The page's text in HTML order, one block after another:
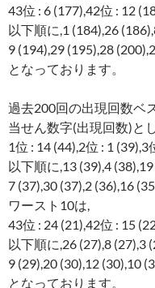
43位 : 6 (177),42位 : 12
以下順に,1 (184),26
9 (194),29 (195),28
となっております。
過去200回の出現回数ベ
当せん数字(出現回数)と
1位 : 14 (44),2位 : 1 (39),3
以下順に,13 (39),4
7 (37),30 (37),2 (36),16
ワースト10は,
43位 : 24 (21),42位 : 15
以下順に,26 (27),8 (27),3
9 (29),20 (30),12 (30),10
となっております。